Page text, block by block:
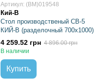
Артикул: (BM)019548
Кий-В
Стол производственый СВ-5
КИЙ-В (разделочный 700х1000)
4 259.52 грн 4 896.00 грн
В наличии
Купить